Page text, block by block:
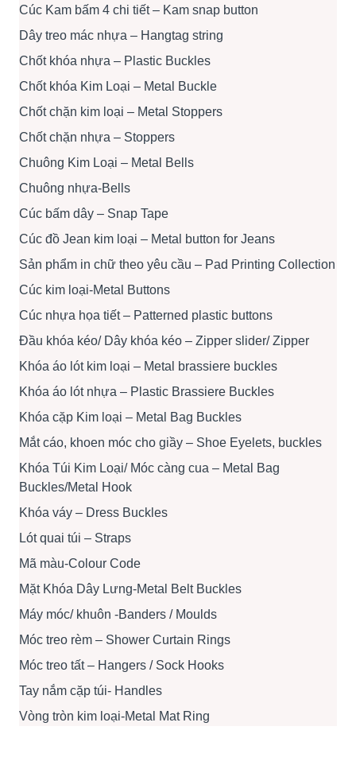
Cúc Kam bấm 4 chi tiết – Kam snap button
Dây treo mác nhựa – Hangtag string
Chốt khóa nhựa – Plastic Buckles
Chốt khóa Kim Loại – Metal Buckle
Chốt chặn kim loại – Metal Stoppers
Chốt chặn nhựa – Stoppers
Chuông Kim Loại – Metal Bells
Chuông nhựa-Bells
Cúc bấm dây – Snap Tape
Cúc đồ Jean kim loại – Metal button for Jeans
Sản phẩm in chữ theo yêu cầu – Pad Printing Collection
Cúc kim loại-Metal Buttons
Cúc nhựa họa tiết – Patterned plastic buttons
Đầu khóa kéo/ Dây khóa kéo – Zipper slider/ Zipper
Khóa áo lót kim loại – Metal brassiere buckles
Khóa áo lót nhựa – Plastic Brassiere Buckles
Khóa cặp Kim loại – Metal Bag Buckles
Mắt cáo, khoen móc cho giầy – Shoe Eyelets, buckles
Khóa Túi Kim Loại/ Móc càng cua – Metal Bag
Buckles/Metal Hook
Khóa váy – Dress Buckles
Lót quai túi – Straps
Mã màu-Colour Code
Mặt Khóa Dây Lưng-Metal Belt Buckles
Máy móc/ khuôn -Banders / Moulds
Móc treo rèm – Shower Curtain Rings
Móc treo tất – Hangers / Sock Hooks
Tay nắm cặp túi- Handles
Vòng tròn kim loại-Metal Mat Ring